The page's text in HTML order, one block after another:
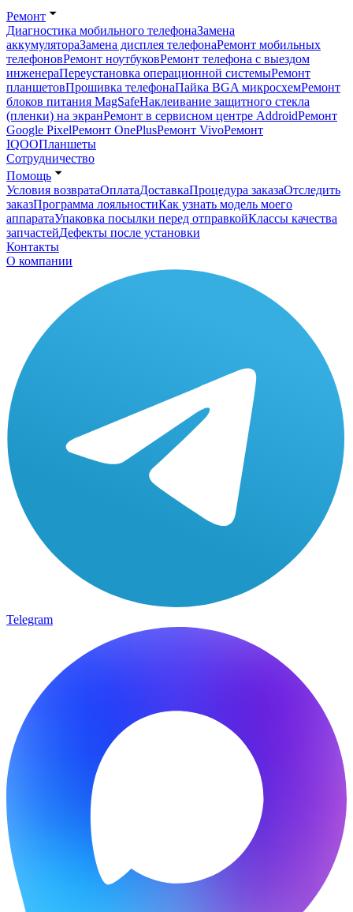
Ремонт
Диагностика мобильного телефонаЗамена
аккумулятораЗамена дисплея телефонаРемонт мобильных
телефоновРемонт ноутбуковРемонт телефона с выездом
инженераПереустановка операционной системыРемонт
планшетовПрошивка телефонаПайка BGA микросхемРемонт
блоков питания MagSafeНаклеивание защитного стекла
(пленки) на экранРемонт в сервисном центре AddroidРемонт
Google PixelРемонт OnePlusРемонт VivoРемонт
IQOOПланшеты
Сотрудничество
Помощь
Условия возвратаОплатаДоставкаПроцедура заказаОтследить
заказПрограмма лояльностиКак узнать модель моего
аппаратаУпаковка посылки перед отправкойКлассы качества
запчастейДефекты после установки
Контакты
О компании
Telegram